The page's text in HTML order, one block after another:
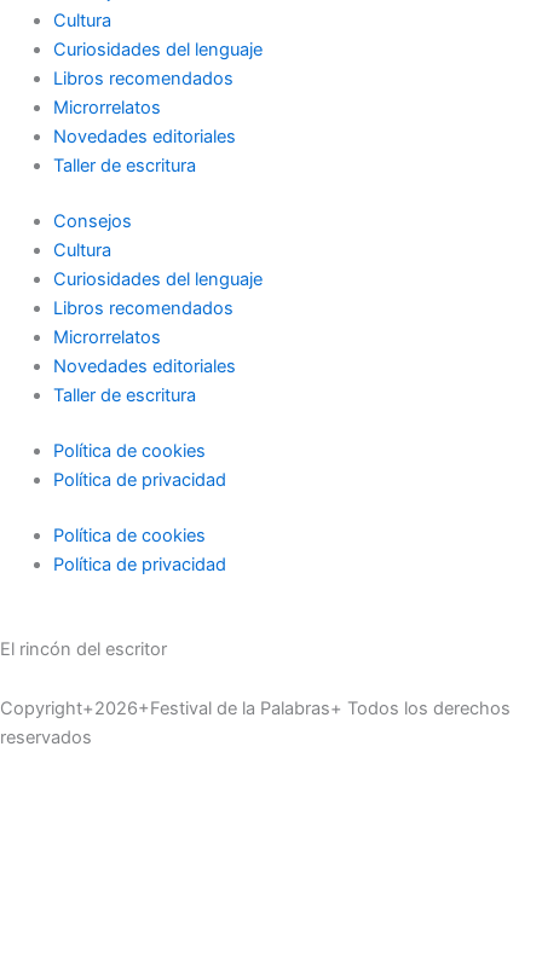
Cultura
Curiosidades del lenguaje
Libros recomendados
Microrrelatos
Novedades editoriales
Taller de escritura
Consejos
Cultura
Curiosidades del lenguaje
Libros recomendados
Microrrelatos
Novedades editoriales
Taller de escritura
Política de cookies
Política de privacidad
Política de cookies
Política de privacidad
El rincón del escritor
Copyright+2026+Festival de la Palabras+ Todos los derechos
reservados